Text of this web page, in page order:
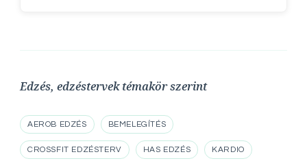
Edzés, edzéstervek témakör szerint
AEROB EDZÉS BEMELEGÍTÉS
CROSSFIT EDZÉSTERV HAS EDZÉS KARDIO